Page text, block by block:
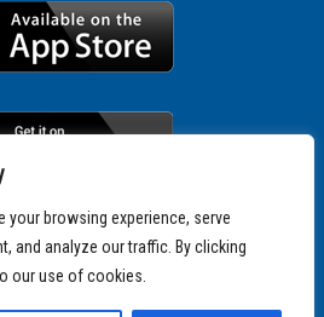
your browsing experience, serve
and analyze our traffic. By clicking
our use of cookies.
2025 SPARTATHLON